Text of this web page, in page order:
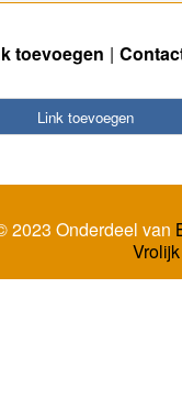
toevoegen
Link toevoegen
2023 Onderdeel van